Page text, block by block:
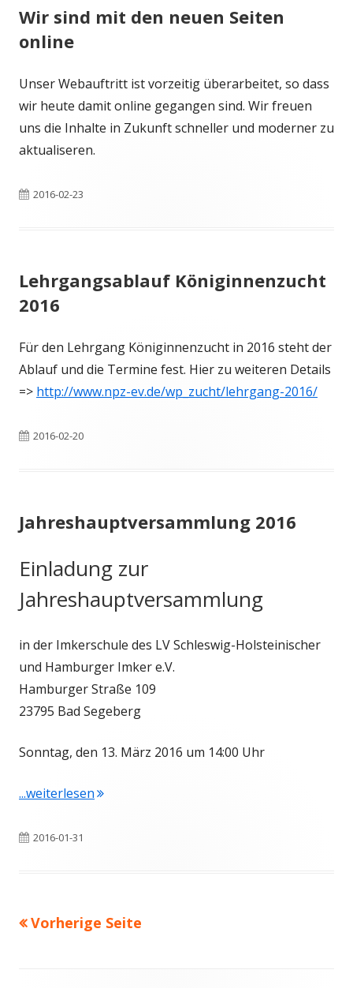
Wir sind mit den neuen Seiten
online
Unser Webauftritt ist vorzeitig überarbeitet, so dass
wir heute damit online gegangen sind. Wir freuen
uns die Inhalte in Zukunft schneller und moderner zu
aktualiseren.
Veröffentlicht
2016-02-23
Lehrgangsablauf Königinnenzucht
2016
Für den Lehrgang Königinnenzucht in 2016 steht der
Ablauf und die Termine fest. Hier zu weiteren Details
=> http://www.npz-ev.de/wp_zucht/lehrgang-2016/
Veröffentlicht
2016-02-20
Jahreshauptversammlung 2016
Einladung zur
Jahreshauptversammlung
in der Imkerschule des LV Schleswig-Holsteinischer
und Hamburger Imker e.V.
Hamburger Straße 109
23795 Bad Segeberg
Sonntag, den 13. März 2016 um 14:00 Uhr
...weiterlesen"Jahreshauptversammlung 2016"
Veröffentlicht
2016-01-31
Seitennummerierung
Vorherige Seite